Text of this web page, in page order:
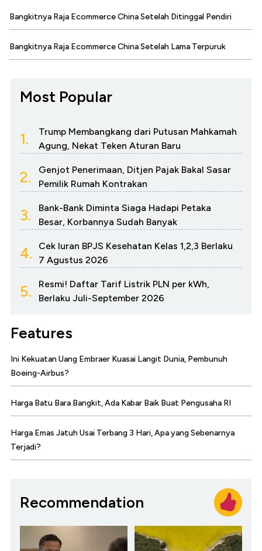
Bangkitnya Raja Ecommerce China Setelah Ditinggal Pendiri
Bangkitnya Raja Ecommerce China Setelah Lama Terpuruk
Most Popular
1.
Trump Membangkang dari Putusan Mahkamah
Agung, Nekat Teken Aturan Baru
2.
Genjot Penerimaan, Ditjen Pajak Bakal Sasar
Pemilik Rumah Kontrakan
3.
Bank-Bank Diminta Siaga Hadapi Petaka
Besar, Korbannya Sudah Banyak
4.
Cek Iuran BPJS Kesehatan Kelas 1,2,3 Berlaku
7 Agustus 2026
5.
Resmi! Daftar Tarif Listrik PLN per kWh,
Berlaku Juli-September 2026
Features
Ini Kekuatan Uang Embraer Kuasai Langit Dunia, Pembunuh
Boeing-Airbus?
Harga Batu Bara Bangkit, Ada Kabar Baik Buat Pengusaha RI
Harga Emas Jatuh Usai Terbang 3 Hari, Apa yang Sebenarnya
Terjadi?
Recommendation